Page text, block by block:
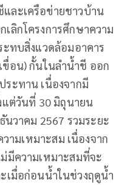
ละเครือข่ายชาวบ้าน
ลิกโครงการศึกษาความ
ทบสิ่งแวดล้อมอาคาร
อน) กั้นในลำน้ำชี ออก
ะทาน เนื่องจากมี
แต่วันที่ 30 มิถุนายน
วาคม 2567 รวมระยะ
ามเหมาะสม เนื่องจาก
มีความเหมาะสมที่จะ
เมื่อก่อนน้ำในช่วงฤดูน้ำ